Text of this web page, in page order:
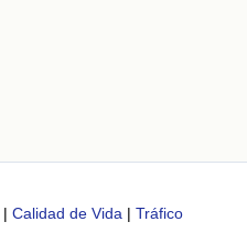
| Calidad de Vida | Tráfico